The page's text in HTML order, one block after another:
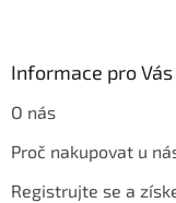
Informace pro Vás
O nás
Proč nakupovat u
Registrujte se a